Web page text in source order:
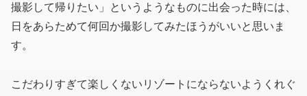
撮影して帰りたい」というようなものに出会った時には、
日をあらためて何回か撮影してみたほうがいいと思いま
す。
こだわりすぎて楽しくないリゾートにならないようくれぐ